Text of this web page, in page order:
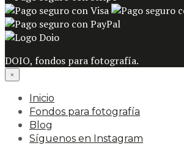
DOIO, fondos para fotografía.
×
Inicio
Fondos para fotografía
Blog
Síguenos en Instagram